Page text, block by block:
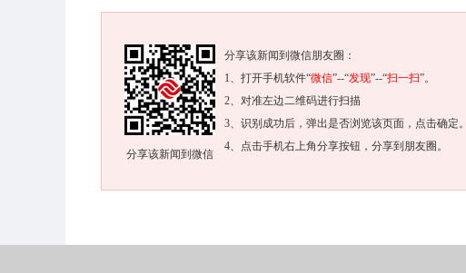
分享该新闻到微信
分享该新闻到微信朋友圈：
1、打开手机软件“微信”--“发现”--“扫一扫”。
2、对准左边二维码进行扫描
3、识别成功后，弹出是否浏览该页面，点击确定。
4、点击手机右上角分享按钮，分享到朋友圈。